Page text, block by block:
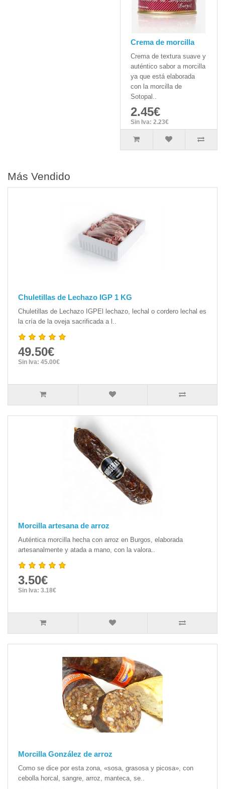
Crema de morcilla
Crema de textura suave y
auténtico sabor a morcilla
ya que está elaborada
con la morcilla de
Sotopal..
2.45€
Sin Iva: 2.23€
Más Vendido
Chuletillas de Lechazo IGP 1 KG
Chuletillas de Lechazo IGPEl lechazo, lechal o cordero lechal es
la cría de la oveja sacrificada a l..
49.50€
Sin Iva: 45.00€
Morcilla artesana de arroz
Auténtica morcilla hecha con arroz en Burgos, elaborada
artesanalmente y atada a mano, con la valora..
3.50€
Sin Iva: 3.18€
Morcilla González de arroz
Como se dice por esta zona, «sosa, grasosa y picosa», con
cebolla horcal, sangre, arroz, manteca, se..